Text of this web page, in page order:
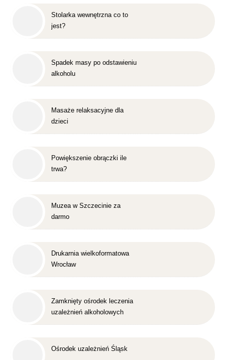
Stolarka wewnętrzna co to
jest?
Spadek masy po odstawieniu
alkoholu
Masaże relaksacyjne dla
dzieci
Powiększenie obrączki ile
trwa?
Muzea w Szczecinie za
darmo
Drukarnia wielkoformatowa
Wrocław
Zamknięty ośrodek leczenia
uzależnień alkoholowych
Ośrodek uzależnień Śląsk